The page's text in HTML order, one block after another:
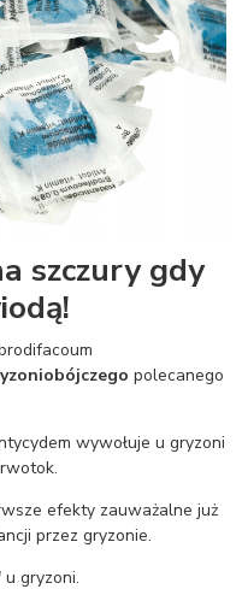
szczury gdy
polecanego
wywołuje u gryzoni
efekty zauważalne już
przez gryzonie.
u gryzoni.